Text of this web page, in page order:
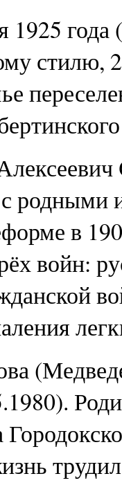
1925
стилю,
родными
в
войн: